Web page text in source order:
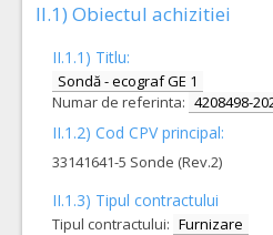
II.1) Obiectul achizitiei
II.1.1) Titlu:
Sondă - ecograf GE 1
Numar de referinta: 4208498-
II.1.2) Cod CPV principal:
33141641-5 Sonde (Rev.2)
II.1.3) Tipul contractului
Tipul contractului: Furnizare